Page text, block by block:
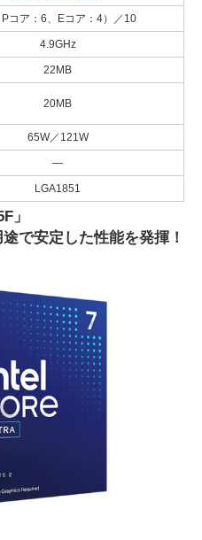
Pコア：6、Eコア：4）／10
4.9GHz
22MB
20MB
65W／121W
―
LGA1851
」
で安定した性能を発揮！